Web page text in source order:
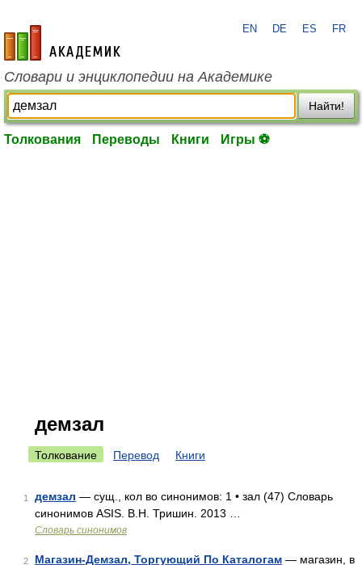
academic.ru
EN DE ES FR
Словари и энциклопедии на Академике
Найти!
Толкования Переводы Книги Игры ⚽
демзал
Толкование Перевод Книги
1 демзал — сущ., кол во синонимов: 1 • зал (47) Словарь
синонимов ASIS. В.Н. Тришин. 2013 …
Словарь синонимов
2 Магазин-Демзал, Торгующий По Каталогам — магазин, в